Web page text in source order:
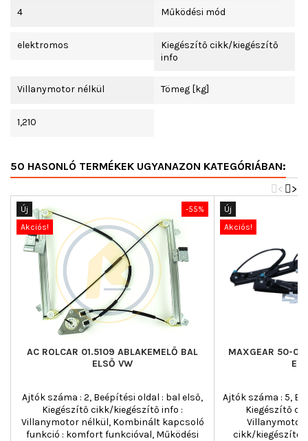
4 Működési mód
elektromos
Kiegészítő cikk/kiegészítő
info
Villanymotor nélkül Tömeg [kg]
1,210
50 HASONLÓ TERMÉKEK UGYANAZON KATEGÓRIÁBAN:
>
<
-55%
Új
Akciós!
AC ROLCAR 01.5109 ABLAKEMELŐ BAL
ELSŐ VW
Ajtók száma : 2, Beépítési oldal : bal első,
Kiegészítő cikk/kiegészítő info :
Villanymotor nélkül, Kombinált kapcsoló
funkció : komfort funkcióval, Működési
Új
Akciós!
MAXGEAR 50-
Ajtók száma : 5,
Kiegészítő
Villanymotor
cikk/kiegészítő